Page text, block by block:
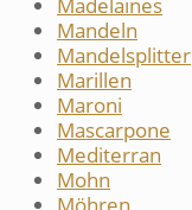
Mandeln
Mandelsplitter
Marillen
Maroni
Mascarpone
Mediterran
Mohn